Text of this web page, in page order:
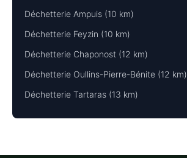
Déchetterie Ampuis (10 km)
Déchetterie Feyzin (10 km)
Déchetterie Chaponost (12 km)
Déchetterie Oullins-Pierre-Bénite (12 km)
Déchetterie Tartaras (13 km)